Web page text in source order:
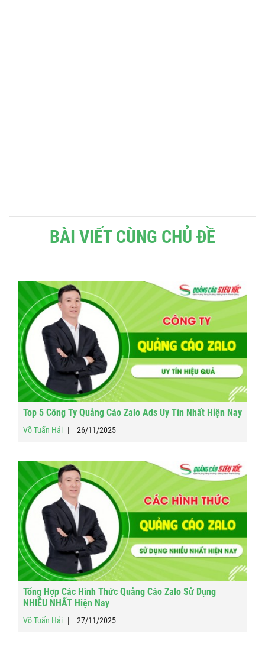
BÀI VIẾT CÙNG CHỦ ĐỀ
Top 5 Công Ty Quảng Cáo Zalo Ads Uy Tín Nhất Hiện Nay
Võ Tuấn Hải 26/11/2025
Tổng Hợp Các Hình Thức Quảng Cáo Zalo Sử Dụng
NHIỀU NHẤT Hiện Nay
Võ Tuấn Hải 27/11/2025